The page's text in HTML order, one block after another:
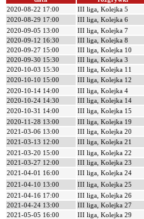
2020-08-22 17:00
III liga, Kolejka 5
2020-08-29 17:00
III liga, Kolejka 6
2020-09-05 13:00
III liga, Kolejka 7
2020-09-12 16:30
III liga, Kolejka 8
2020-09-27 15:00
III liga, Kolejka 10
2020-09-30 15:30
III liga, Kolejka 3
2020-10-03 15:30
III liga, Kolejka 11
2020-10-10 15:00
III liga, Kolejka 12
2020-10-14 14:00
III liga, Kolejka 4
2020-10-24 14:30
III liga, Kolejka 14
2020-10-31 14:00
III liga, Kolejka 15
2020-11-28 13:00
III liga, Kolejka 19
2021-03-06 13:00
III liga, Kolejka 20
2021-03-13 12:00
III liga, Kolejka 21
2021-03-20 15:00
III liga, Kolejka 22
2021-03-27 12:00
III liga, Kolejka 23
2021-04-01 16:00
III liga, Kolejka 24
2021-04-10 13:00
III liga, Kolejka 25
2021-04-16 17:00
III liga, Kolejka 26
2021-04-24 13:00
III liga, Kolejka 27
2021-05-05 16:00
III liga, Kolejka 29